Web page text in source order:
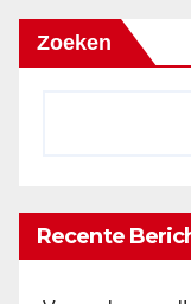
Zoeken
Recente